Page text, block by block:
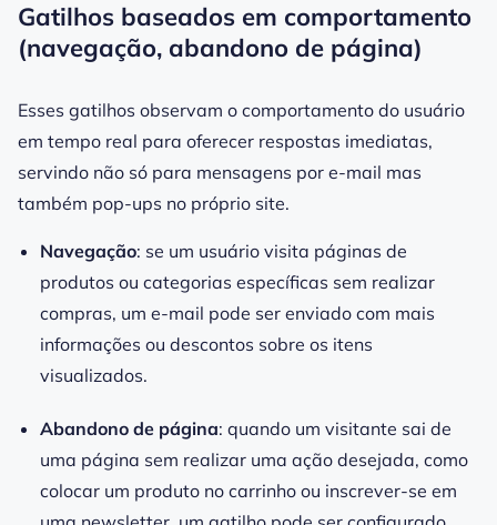
Gatilhos baseados em comportamento
(navegação, abandono de página)
Esses gatilhos observam o comportamento do usuário
em tempo real para oferecer respostas imediatas,
servindo não só para mensagens por e-mail mas
também pop-ups no próprio site.
Navegação: se um usuário visita páginas de
produtos ou categorias específicas sem realizar
compras, um e-mail pode ser enviado com mais
informações ou descontos sobre os itens
visualizados.
Abandono de página: quando um visitante sai de
uma página sem realizar uma ação desejada, como
colocar um produto no carrinho ou inscrever-se em